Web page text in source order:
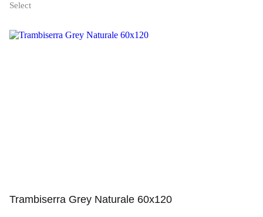
Select
Trambiserra Grey Naturale 60x120